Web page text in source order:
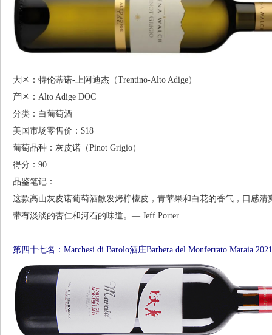
大区：特伦蒂诺-上阿迪杰（Trentino-Alto Adige）
产区：Alto Adige DOC
分类：白葡萄酒
美国市场零售价：$18
葡萄品种：灰皮诺（Pinot Grigio）
得分：90
品鉴笔记：
这款高山灰皮诺葡萄酒散发烤柠檬皮，青苹果和白花的香气，口感
带有淡淡的杏仁和河石的味道。— Jeff Porter
第四十七名：Marchesi di Barolo酒庄Barbera del Monferrato Maraia